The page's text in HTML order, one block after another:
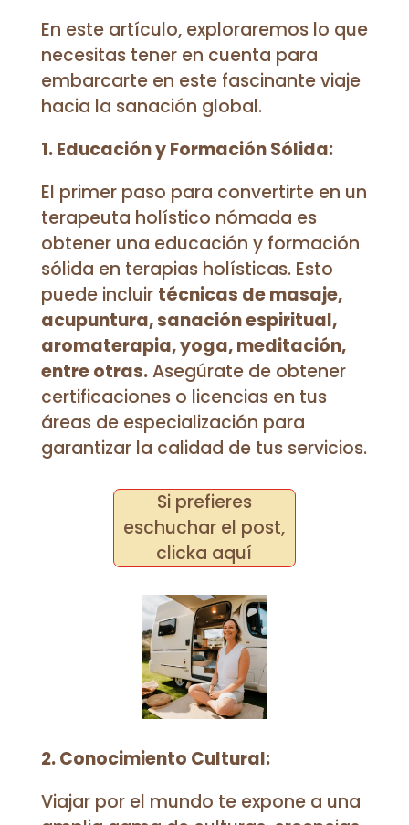
En este artículo, exploraremos lo que
necesitas tener en cuenta para
embarcarte en este fascinante viaje
hacia la sanación global.
1. Educación y Formación Sólida:
El primer paso para convertirte en un
terapeuta holístico nómada es
obtener una educación y formación
sólida en terapias holísticas. Esto
puede incluir técnicas de masaje,
acupuntura, sanación espiritual,
aromaterapia, yoga, meditación,
entre otras.Asegúrate de obtener
certificaciones o licencias en tus
áreas de especialización para
garantizar la calidad de tus servicios.
Si prefieres
eschuchar el post,
clicka aquí
2. Conocimiento Cultural:
Viajar por el mundo te expone a una